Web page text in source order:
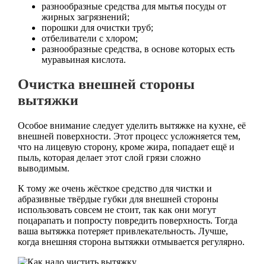
разнообразные средства для мытья посуды от
жирных загрязнений;
порошки для очистки труб;
отбеливатели с хлором;
разнообразные средства, в основе которых есть
муравьиная кислота.
Очистка внешней стороны
вытяжки
Особое внимание следует уделить вытяжке на кухне, её
внешней поверхности. Этот процесс усложняется тем,
что на лицевую сторону, кроме жира, попадает ещё и
пыль, которая делает этот слой грязи сложно
выводимым.
К тому же очень жёсткое средство для чистки и
абразивные твёрдые губки для внешней стороны
использовать совсем не стоит, так как они могут
поцарапать и попросту повредить поверхность. Тогда
ваша вытяжка потеряет привлекательность. Лучше,
когда внешняя сторона вытяжки отмывается регулярно.